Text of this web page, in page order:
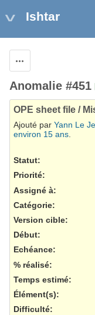
Ishtar
Anomalie #451
OPE sheet file /
Ajouté par Yann Le
environ 15 ans.
Statut:
Priorité:
Assigné à:
Catégorie:
Version cible:
Début:
Echéance:
% réalisé:
Temps estimé:
Élément(s):
Difficulté: